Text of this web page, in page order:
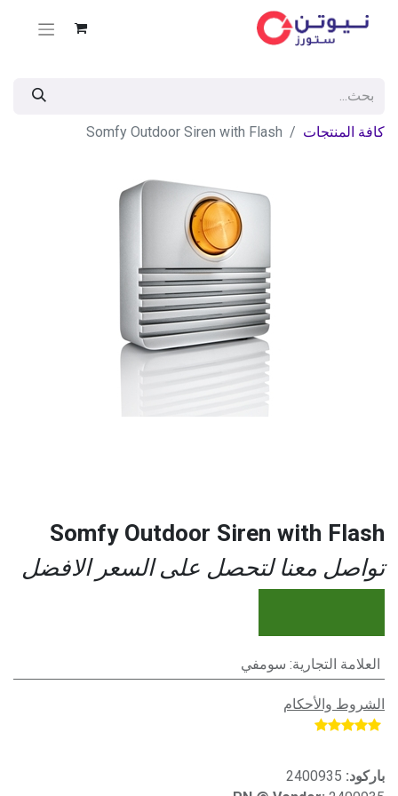
كافة المنتجات Somfy Outdoor Siren with Flash
Somfy Outdoor Siren with Flash
تواصل معنا لتحصل على السعر الافضل
العلامة التجارية: سومفي
الشروط والأحكام
باركود: 2400935